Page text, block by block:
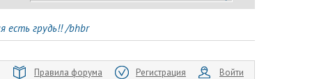
есть грудь!! /bhbr
Правила форума Регистрация Войти